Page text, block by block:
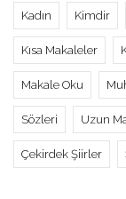
Kadın Kimdir
Kısa Makaleler
Makale Oku
Sözleri Uzun
Çekirdek Şiirler